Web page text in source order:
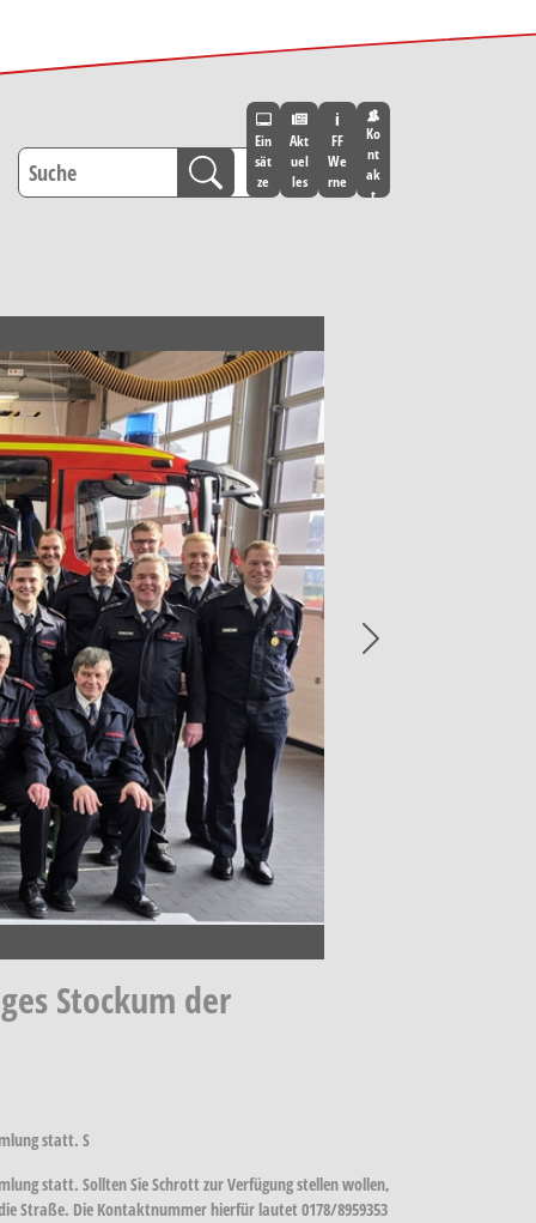
Ein
sät
ze
Akt
uel
les
FF
We
rne
Ko
nt
ak
t
Stockum der
statt. S
statt. Sollten Sie Schrott zur Verfügung stellen wollen,
Straße. Die Kontaktnummer hierfür lautet 0178/8959353